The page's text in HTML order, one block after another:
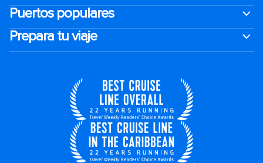
Puertos populares
Prepara tu viaje